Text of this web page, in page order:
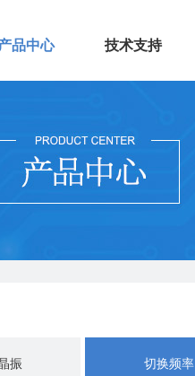
品中心 技术支持
振 切换频率